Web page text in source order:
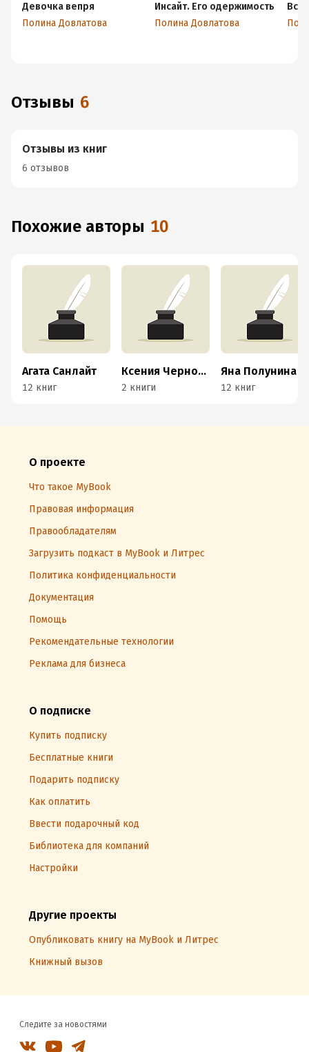
Девочка вепря
Полина Довлатова
Инсайт. Его одержимость
Полина Довлатова
Отзывы 6
Отзывы из книг
6 отзывов
Похожие авторы 10
Агата Санлайт
12 книг
Ксения Черногорская
2 книги
Яна Полунина
12 книг
О проекте
Что такое MyBook
Правовая информация
Правообладателям
Загрузить подкаст в MyBook и Литрес
Политика конфиденциальности
Документация
Помощь
Рекомендательные технологии
Реклама для бизнеса
О подписке
Купить подписку
Бесплатные книги
Подарить подписку
Как оплатить
Ввести подарочный код
Библиотека для компаний
Настройки
Другие проекты
Опубликовать книгу на MyBook и Литрес
Книжный вызов
Следите за новостями